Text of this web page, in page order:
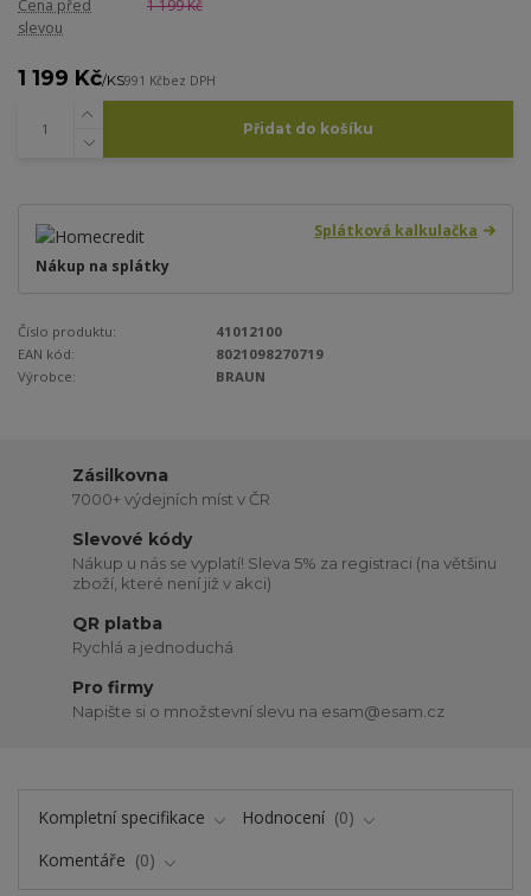
Cena před
slevou
1 199 Kč
1 199 Kč/KS991 Kčbez DPH
Přidat do košíku
Splátková kalkulačka
Nákup na splátky
Číslo produktu:
41012100
EAN kód:
8021098270719
Výrobce:
BRAUN
Zásilkovna
7000+ výdejních míst v ČR
Slevové kódy
Nákup u nás se vyplatí! Sleva 5% za registraci (na většinu
zboží, které není již v akci)
QR platba
Rychlá a jednoduchá
Pro firmy
Napište si o množstevní slevu na esam@esam.cz
Kompletní specifikace Hodnocení
0
Komentáře
0